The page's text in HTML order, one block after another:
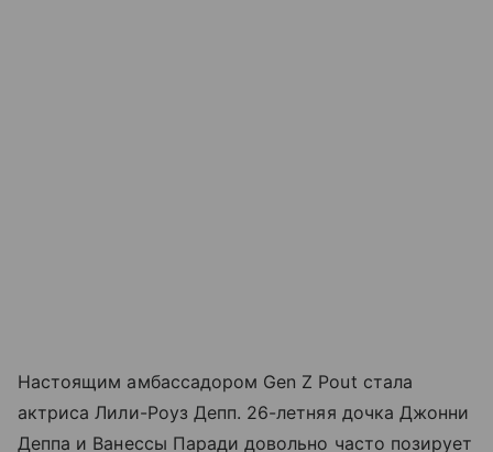
Настоящим амбассадором Gen Z Pout стала
актриса Лили-Роуз Депп. 26-летняя дочка Джонни
Деппа и Ванессы Паради довольно часто позирует